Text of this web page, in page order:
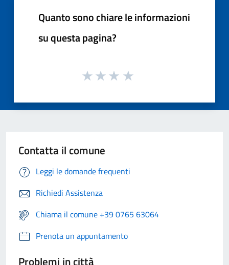
Quanto sono chiare le informazioni
su questa pagina?
Contatta il comune
Leggi le domande frequenti
Richiedi Assistenza
Chiama il comune +39 0765 63064
Prenota un appuntamento
Problemi in città